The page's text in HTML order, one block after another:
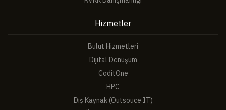
Hizmetler
Bulut Hizmetleri
Dijital Dönüşüm
CoditOne
HPC
Dış Kaynak (Outsouce IT)